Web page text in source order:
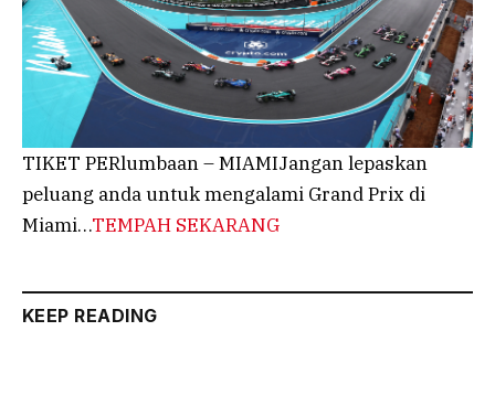
TIKET PERlumbaan – MIAMIJangan lepaskan
peluang anda untuk mengalami Grand Prix di
Miami…TEMPAH SEKARANG
KEEP READING